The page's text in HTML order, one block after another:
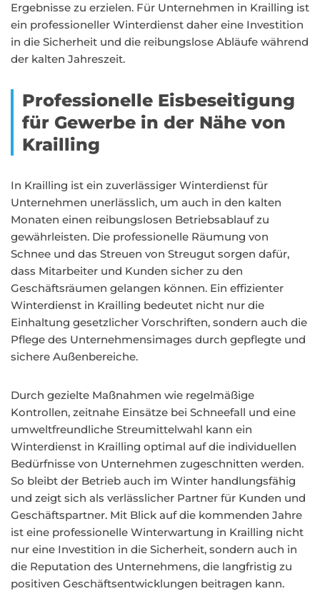
Ergebnisse zu erzielen. Für Unternehmen in Krailling ist
ein professioneller Winterdienst daher eine Investition
in die Sicherheit und die reibungslose Abläufe während
der kalten Jahreszeit.
Professionelle Eisbeseitigung
für Gewerbe in der Nähe von
Krailling
In Krailling ist ein zuverlässiger Winterdienst für
Unternehmen unerlässlich, um auch in den kalten
Monaten einen reibungslosen Betriebsablauf zu
gewährleisten. Die professionelle Räumung von
Schnee und das Streuen von Streugut sorgen dafür,
dass Mitarbeiter und Kunden sicher zu den
Geschäftsräumen gelangen können. Ein effizienter
Winterdienst in Krailling bedeutet nicht nur die
Einhaltung gesetzlicher Vorschriften, sondern auch die
Pflege des Unternehmensimages durch gepflegte und
sichere Außenbereiche.
Durch gezielte Maßnahmen wie regelmäßige
Kontrollen, zeitnahe Einsätze bei Schneefall und eine
umweltfreundliche Streumittelwahl kann ein
Winterdienst in Krailling optimal auf die individuellen
Bedürfnisse von Unternehmen zugeschnitten werden.
So bleibt der Betrieb auch im Winter handlungsfähig
und zeigt sich als verlässlicher Partner für Kunden und
Geschäftspartner. Mit Blick auf die kommenden Jahre
ist eine professionelle Winterwartung in Krailling nicht
nur eine Investition in die Sicherheit, sondern auch in
die Reputation des Unternehmens, die langfristig zu
positiven Geschäftsentwicklungen beitragen kann.